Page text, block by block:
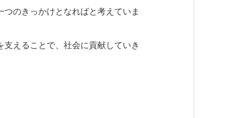
のきっかけとなればと考えていま
えることで、社会に貢献していき